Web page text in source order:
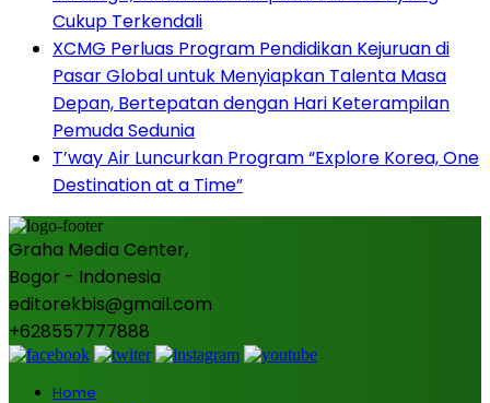
Cukup Terkendali
XCMG Perluas Program Pendidikan Kejuruan di
Pasar Global untuk Menyiapkan Talenta Masa
Depan, Bertepatan dengan Hari Keterampilan
Pemuda Sedunia
T’way Air Luncurkan Program “Explore Korea, One
Destination at a Time”
Graha Media Center,
Bogor - Indonesia
editorekbis@gmail.com
+628557777888
Home